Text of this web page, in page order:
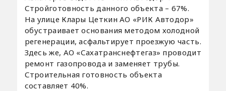
Стройготовность данного объекта – 67%.
На улице Клары Цеткин АО «РИК Автодор»
обустраивает основания методом холодной
регенерации, асфальтирует проезжую часть.
Здесь же, АО «Сахатранснефтегаз» проводит
ремонт газопровода и заменяет трубы.
Строительная готовность объекта
составляет 40%.